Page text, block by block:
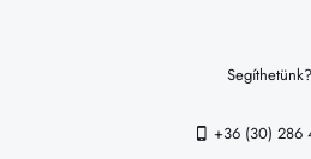
Segíthetünk?
+36 (30) 286